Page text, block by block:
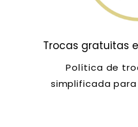
Trocas gratuitas
Política de
simplificada